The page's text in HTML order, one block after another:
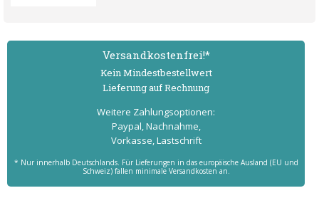
Versand­kostenfrei!*
Kein Mindest­bestell­wert
Lieferung auf Rechnung
Weitere Zahlungs­optionen:
Paypal, Nachnahme,
Vorkasse, Lastschrift
* Nur innerhalb Deutschlands. Für Lieferungen in das europäische Ausland (EU und
Schweiz) fallen minimale Versandkosten an.